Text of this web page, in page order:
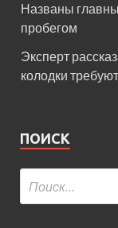
Названы
пробегом
Эксперт
колодки
ПОИСК